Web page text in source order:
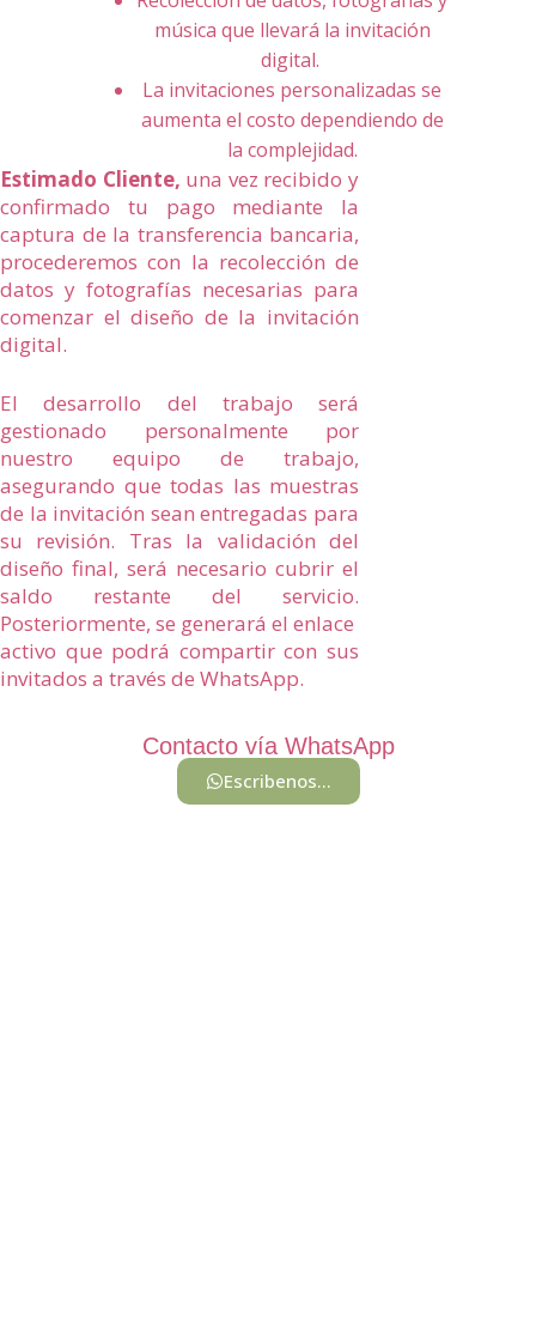
música que llevará la invitación
digital.
La invitaciones personalizadas se
aumenta el costo dependiendo de
la complejidad.
Estimado Cliente, una vez recibido y
confirmado tu pago mediante la
captura de la transferencia bancaria,
procederemos con la recolección de
datos y fotografías necesarias para
comenzar el diseño de la invitación
digital.
El desarrollo del trabajo será
gestionado personalmente por
nuestro equipo de trabajo,
asegurando que todas las muestras
de la invitación sean entregadas para
su revisión. Tras la validación del
diseño final, será necesario cubrir el
saldo restante del servicio.
Posteriormente, se generará el enlace
activo que podrá compartir con sus
invitados a través de WhatsApp.
Contacto vía WhatsApp
Escribenos...